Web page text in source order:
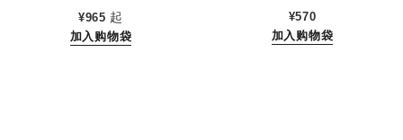
¥965 起
加入购物袋
参考编号 120870
¥570
加入购物袋